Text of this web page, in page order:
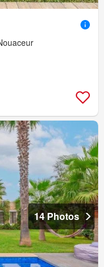
14 Photos